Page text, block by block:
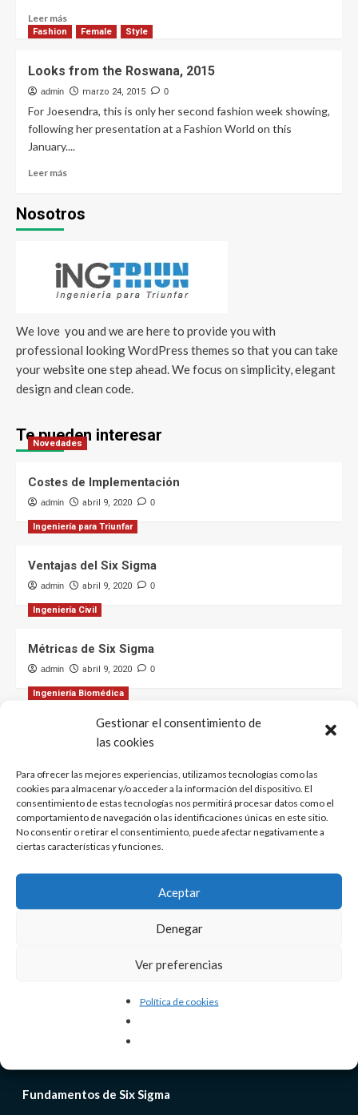
Gestionar el consentimiento de
las cookies
Para ofrecer las mejores experiencias, utilizamos tecnologías como las
cookies para almacenar y/o acceder a la información del dispositivo. El
consentimiento de estas tecnologías nos permitirá procesar datos como el
comportamiento de navegación o las identificaciones únicas en este sitio.
No consentir o retirar el consentimiento, puede afectar negativamente a
ciertas características y funciones.
Aceptar
Denegar
Ver preferencias
Política de cookies
Leer más
Fashion Female Style
Looks from the Roswana, 2015
admin marzo 24, 2015 0
For Joesendra, this is only her second fashion week showing,
following her presentation at a Fashion World on this
January....
Leer más
Nosotros
We love you and we are here to provide you with
professional looking WordPress themes so that you can take
your website one step ahead. We focus on simplicity, elegant
design and clean code.
Te pueden interesar
Novedades
Costes de Implementación
admin abril 9, 2020 0
Ingeniería para Triunfar
Ventajas del Six Sigma
admin abril 9, 2020 0
Ingeniería Civil
Métricas de Six Sigma
admin abril 9, 2020 0
Ingeniería Biomédica
Fundamentos de Six Sigma
Ingeniería Aeroespacial
Definición de Six Sigma
admin abril 9, 2020 0
Ventajas del Six Sigma
Fundamentos de Six Sigma